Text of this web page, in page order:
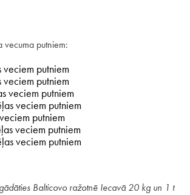
vecuma putniem:
veciem putniem
putniem
veciem putniem
veciem putniem
putniem
veciem putniem
veciem putniem
Balticovo ražotnē Iecavā 20 kg un 1 t